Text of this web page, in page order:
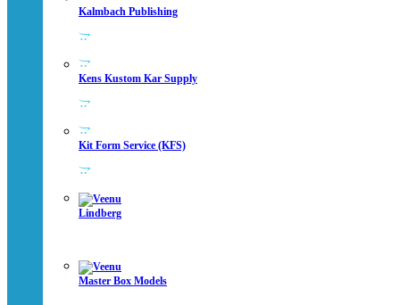
Kalmbach Publishing
Kens Kustom Kar Supply
Kit Form Service (KFS)
Lindberg
Master Box Models